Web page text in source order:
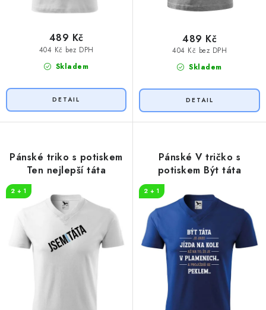
Skladem
404 Kč bez DPH
489 Kč
Skladem
404 Kč bez DPH
489 Kč
Pánské triko s potiskem
Ten nejlepší táta
2 + 1
Pánské V tričko s
potiskem Být táta
2 + 1